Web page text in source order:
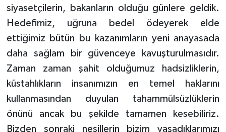
siyasetçilerin, bakanların olduğu günlere geldik.
Hedefimiz, uğruna bedel ödeyerek elde
ettiğimiz bütün bu kazanımların yeni anayasada
daha sağlam bir güvenceye kavuşturulmasıdır.
Zaman zaman şahit olduğumuz hadsizliklerin,
küstahlıkların insanımızın en temel haklarını
kullanmasından duyulan tahammülsüzlüklerin
önünü ancak bu şekilde tamamen kesebiliriz.
Bizden sonraki nesillerin bizim yaşadıklarımızı